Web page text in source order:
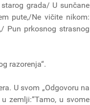
grada/ U sunčane
pute,/Ne vičite nikom:
Pun prkosnog strasnog
razorenja“.
U svom „Odgovoru na
zemlji:“Tamo, u svome